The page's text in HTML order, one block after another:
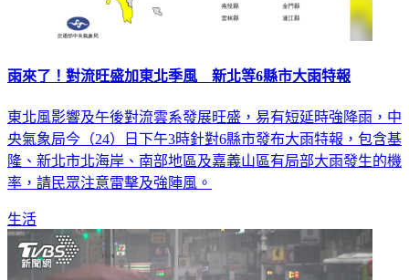
雨來了！對流旺盛加東北季風 新北等6縣市大雨特報
東北風影響及午後對流雲系發展旺盛，易有短延時強降雨，中
央氣象局今（24）日下午3時針對6縣市發布大雨特報，包含基
隆、新北市北海岸、南部地區及嘉義山區有局部大雨發生的機
率，請民眾注意雷擊及強陣風。
生活